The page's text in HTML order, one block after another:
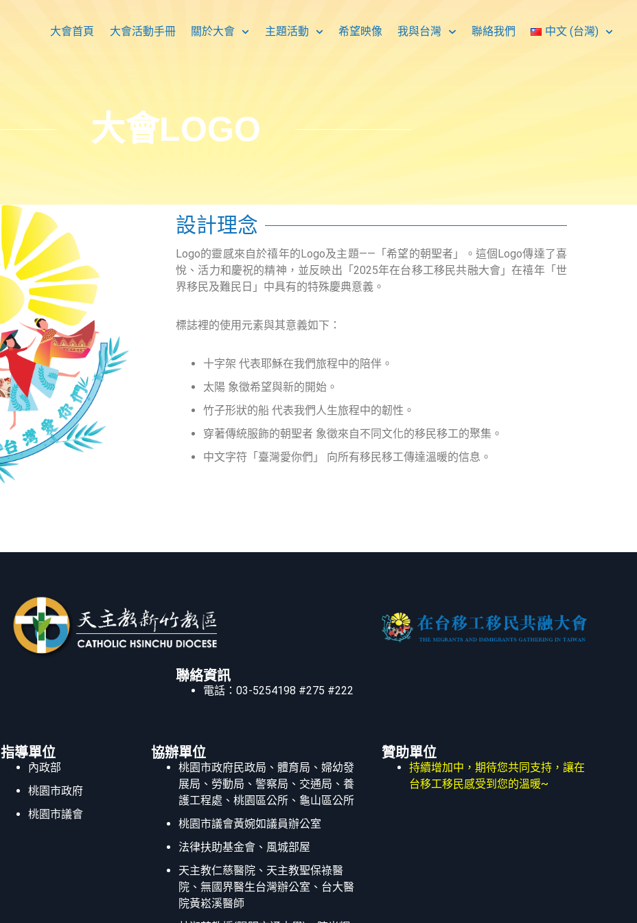
大會首頁 大會活動手冊 關於大會 主題活動 希望映像 我與台灣 聯絡我們 中文 (台灣)
大會LOGO
設計理念
Logo的靈感來自於禧年的Logo及主題——「希望的朝聖者」。這個Logo傳達了喜
悅、活力和慶祝的精神，並反映出「2025年在台移工移民共融大會」在禧年「世
界移民及難民日」中具有的特殊慶典意義。
標誌裡的使用元素與其意義如下：
十字架 代表耶穌在我們旅程中的陪伴。
太陽 象徵希望與新的開始。
竹子形狀的船 代表我們人生旅程中的韌性。
穿著傳統服飾的朝聖者 象徵來自不同文化的移民移工的聚集。
中文字符「臺灣愛你們」 向所有移民移工傳達溫暖的信息。
聯絡資訊
電話：03-5254198 #275 #222
指導單位
內政部
桃園市政府
桃園市議會
協辦單位
桃園市政府民政局、體育局、婦幼發
展局、勞動局、警察局、交通局、養
護工程處、桃園區公所、龜山區公所
桃園市議會黃婉如議員辦公室
法律扶助基金會、風城部屋
天主教仁慈醫院、天主教聖保祿醫
院、無國界醫生台灣辦公室、台大醫
院黃崧溪醫師
贊助單位
持續增加中，期待您共同支持，讓在
台移工移民感受到您的溫暖~